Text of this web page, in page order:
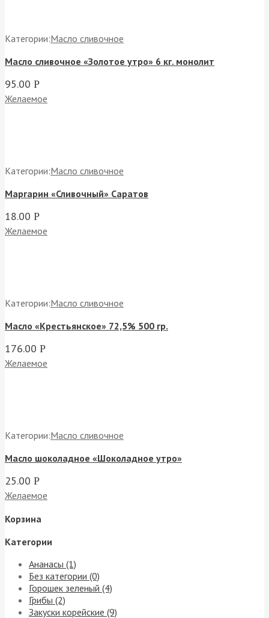
Категории:Масло сливочное
Масло сливочное «Золотое утро» 6 кг. монолит
95.00 Р
Желаемое
Категории:Масло сливочное
Маргарин «Сливочный» Саратов
18.00 Р
Желаемое
Категории:Масло сливочное
Масло «Крестьянское» 72,5% 500 гр.
176.00 Р
Желаемое
Категории:Масло сливочное
Масло шоколадное «Шоколадное утро»
25.00 Р
Желаемое
Корзина
Категории
Ананасы (1)
Без категории (0)
Горошек зеленый (4)
Грибы (2)
Закуски корейские (9)